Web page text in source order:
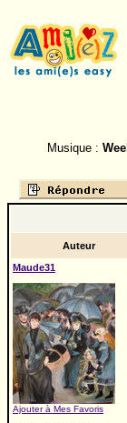
Musique :
Auteur
Maude31
Ajouter à Mes Favoris